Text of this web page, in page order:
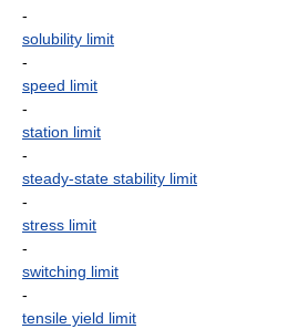
-
solubility limit
-
speed limit
-
station limit
-
steady-state stability limit
-
stress limit
-
switching limit
-
tensile yield limit